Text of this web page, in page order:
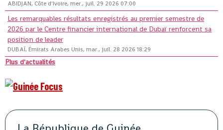
ABIDJAN, Côte d'Ivoire, mer., juil. 29 2026 07:00
Les remarquables résultats enregistrés au premier semestre de
2026 par le Centre financier international de Dubaï renforcent sa
position de leader
DUBAÏ, Émirats Arabes Unis, mar., juil. 28 2026 18:29
Plus d'actualités